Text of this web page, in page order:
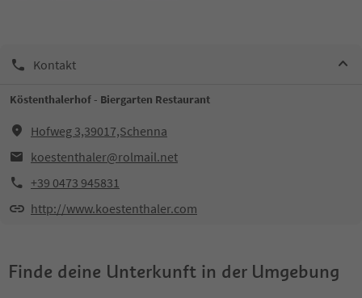
Kontakt
Köstenthalerhof - Biergarten Restaurant
Hofweg 3,39017,Schenna
koestenthaler@rolmail.net
+39 0473 945831
http://www.koestenthaler.com
Finde deine Unterkunft in der Umgebung